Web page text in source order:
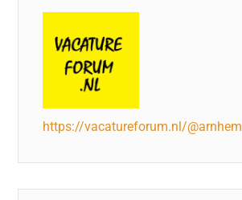
https://vacatureforum.nl/@arnhem